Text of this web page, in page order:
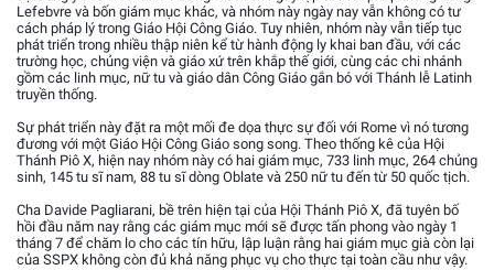
Lefebvre và bốn giám mục khác, và nhóm này ngày nay vẫn không có tư
cách pháp lý trong Giáo Hội Công Giáo. Tuy nhiên, nhóm này vẫn tiếp tục
phát triển trong nhiều thập niên kể từ hành động ly khai ban đầu, với các
trường học, chủng viện và giáo xứ trên khắp thế giới, cùng các chi nhánh
gồm các linh mục, nữ tu và giáo dân Công Giáo gắn bó với Thánh lễ Latinh
truyền thống.
Sự phát triển này đặt ra một mối đe dọa thực sự đối với Rome vì nó tương
đương với một Giáo Hội Công Giáo song song. Theo thống kê của Hội
Thánh Piô X, hiện nay nhóm này có hai giám mục, 733 linh mục, 264 chủng
sinh, 145 tu sĩ nam, 88 tu sĩ dòng Oblate và 250 nữ tu đến từ 50 quốc tịch.
Cha Davide Pagliarani, bề trên hiện tại của Hội Thánh Piô X, đã tuyên bố
hồi đầu năm nay rằng các giám mục mới sẽ được tấn phong vào ngày 1
tháng 7 để chăm lo cho các tín hữu, lập luận rằng hai giám mục già còn lại
của SSPX không còn đủ khả năng phục vụ cho thực tại toàn cầu như vậy.